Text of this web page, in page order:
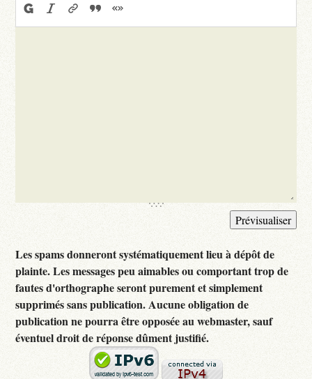
Les spams donneront systématiquement lieu à dépôt de
plainte. Les messages peu aimables ou comportant trop de
fautes d'orthographe seront purement et simplement
supprimés sans publication. Aucune obligation de
publication ne pourra être opposée au webmaster, sauf
éventuel droit de réponse dûment justifié.